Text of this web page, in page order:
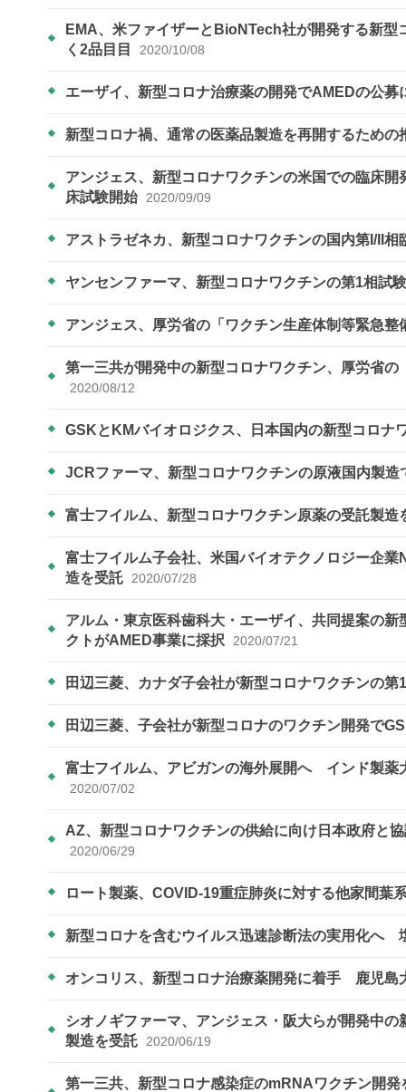
EMA、米ファイザーとBioNTech社が開発する新
く2品目目
2020/10/08
エーザイ、新型コロナ治療薬の開発でAMEDの公
新型コロナ禍、通常の医薬品製造を再開するため
アンジェス、新型コロナワクチンの米国での臨床
床試験開始 2020/09/09
アストラゼネカ、新型コロナワクチンの国内第I/II
ヤンセンファーマ、新型コロナワクチンの第1相試
アンジェス、厚労省の「ワクチン生産体制等緊急
第一三共が開発中の新型コロナワクチン、厚労省
2020/08/12
GSKとKMバイオロジクス、日本国内の新型コロナ
JCRファーマ、新型コロナワクチンの原液国内製
富士フイルム、新型コロナワクチン原薬の受託製
富士フイルム子会社、米国バイオテクノロジー企
造を受託
2020/07/28
アルム・東京医科歯科大・エーザイ、共同提案の
クトがAMED事業に採択
2020/07/21
田辺三菱、カナダ子会社が新型コロナワクチンの
田辺三菱、子会社が新型コロナのワクチン開発で
富士フイルム、アビガンの海外展開へ インド製薬
2020/07/02
AZ、新型コロナワクチンの供給に向け日本政府と
2020/06/29
ロート製薬、COVID-19重症肺炎に対する他家間葉
新型コロナを含むウイルス迅速診断法の実用化へ
オンコリス、新型コロナ治療薬開発に着手 鹿児島
シオノギファーマ、アンジェス・阪大らが開発中
製造を受託
2020/06/19
第一三共、新型コロナ感染症のmRNAワクチン開